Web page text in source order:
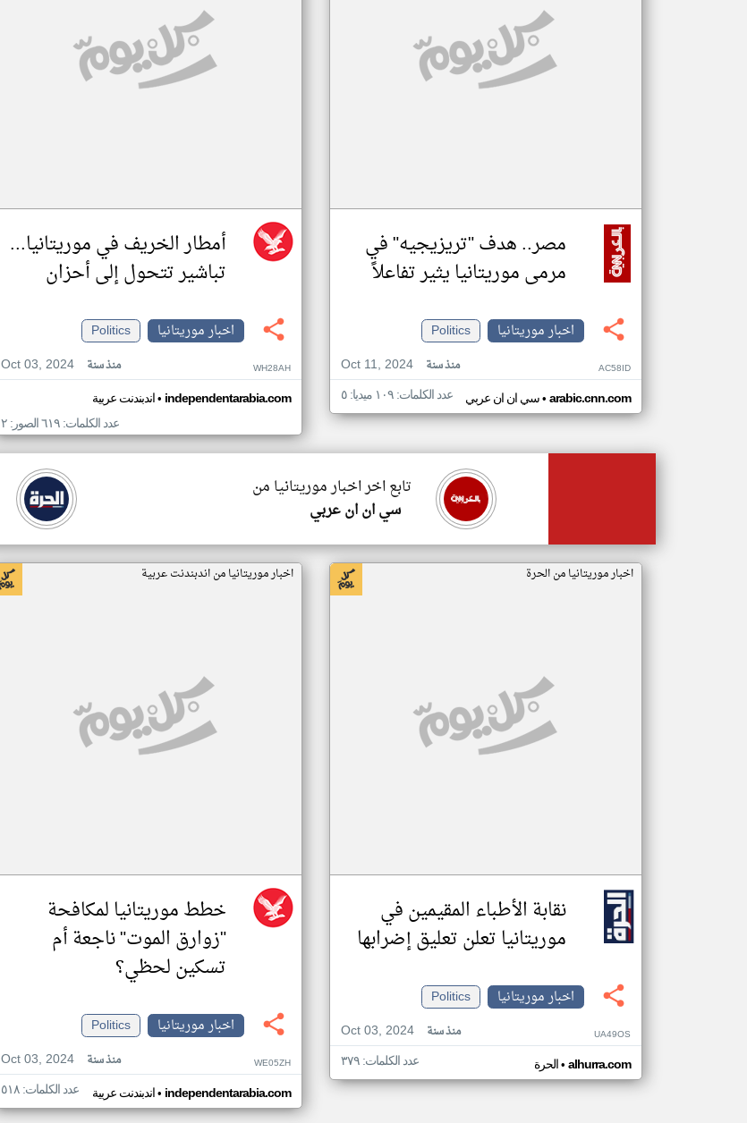
مصر.. هدف "تريزيجيه" في
مرمى موريتانيا يثير تفاعلاً
اخبار موريتانيا
Politics
Oct 11, 2024
منذ سنة AC58ID
سي ان ان عربي• arabic.cnn.com عدد الكلمات: ١٠٩ ميديا: ٥
أمطار الخريف في موريتانيا...
تباشير تتحول إلى أحزان
اخبار موريتانيا
Politics
Oct 03, 2024
منذ سنة WH28AH
اندبندنت عربية• independentarabia.com
عدد الكلمات: ٦١٩ الصور: ٢
تابع اخر اخبار موريتانيا من
سي ان ان عربي
اخبار موريتانيا من الحرة
نقابة الأطباء المقيمين في
موريتانيا تعلن تعليق إضرابها
اخبار موريتانيا
Politics
Oct 03, 2024
منذ سنة UA49OS
الحرة• alhurra.com عدد الكلمات: ٣٧٩
اخبار موريتانيا من اندبندنت عربية
خطط موريتانيا لمكافحة
"زوارق الموت" ناجعة أم
تسكين لحظي؟
اخبار موريتانيا
Politics
Oct 03, 2024
منذ سنة WE05ZH
اندبندنت عربية• independentarabia.com عدد الكلمات: ٥١٨